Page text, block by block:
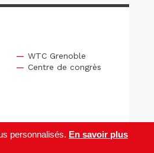
WTC Grenoble
Centre de congrès
personnalisés. En savoir plus